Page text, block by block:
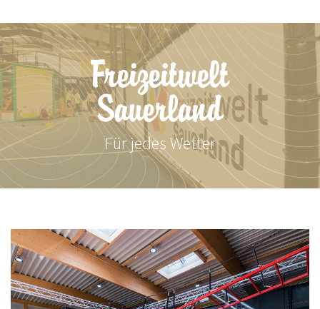
Freizeitwelt
Sauerland
Für jedes Wetter